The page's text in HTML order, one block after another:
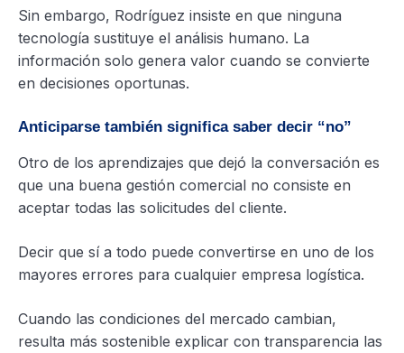
Sin embargo, Rodríguez insiste en que ninguna
tecnología sustituye el análisis humano. La
información solo genera valor cuando se convierte
en decisiones oportunas.
Anticiparse también significa saber decir “no”
Otro de los aprendizajes que dejó la conversación es
que una buena gestión comercial no consiste en
aceptar todas las solicitudes del cliente.
Decir que sí a todo puede convertirse en uno de los
mayores errores para cualquier empresa logística.
Cuando las condiciones del mercado cambian,
resulta más sostenible explicar con transparencia las